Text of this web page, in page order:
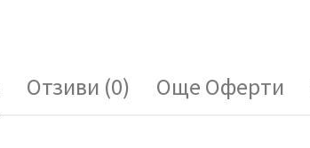
Отзиви (0) Още Оферти